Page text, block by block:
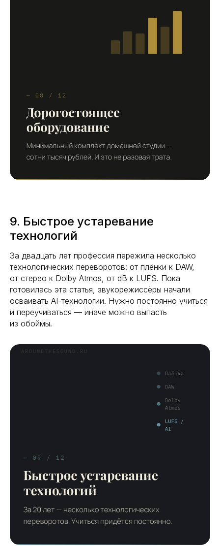
9. Быстрое устаревание
технологий
За двадцать лет профессия пережила несколько
технологических переворотов: от плёнки к DAW,
от стерео к Dolby Atmos, от dB к LUFS. Пока
готовилась эта статья, звукорежиссёры начали
осваивать AI-технологии. Нужно постоянно учиться
и переучиваться — иначе можно выпасть
из обоймы.